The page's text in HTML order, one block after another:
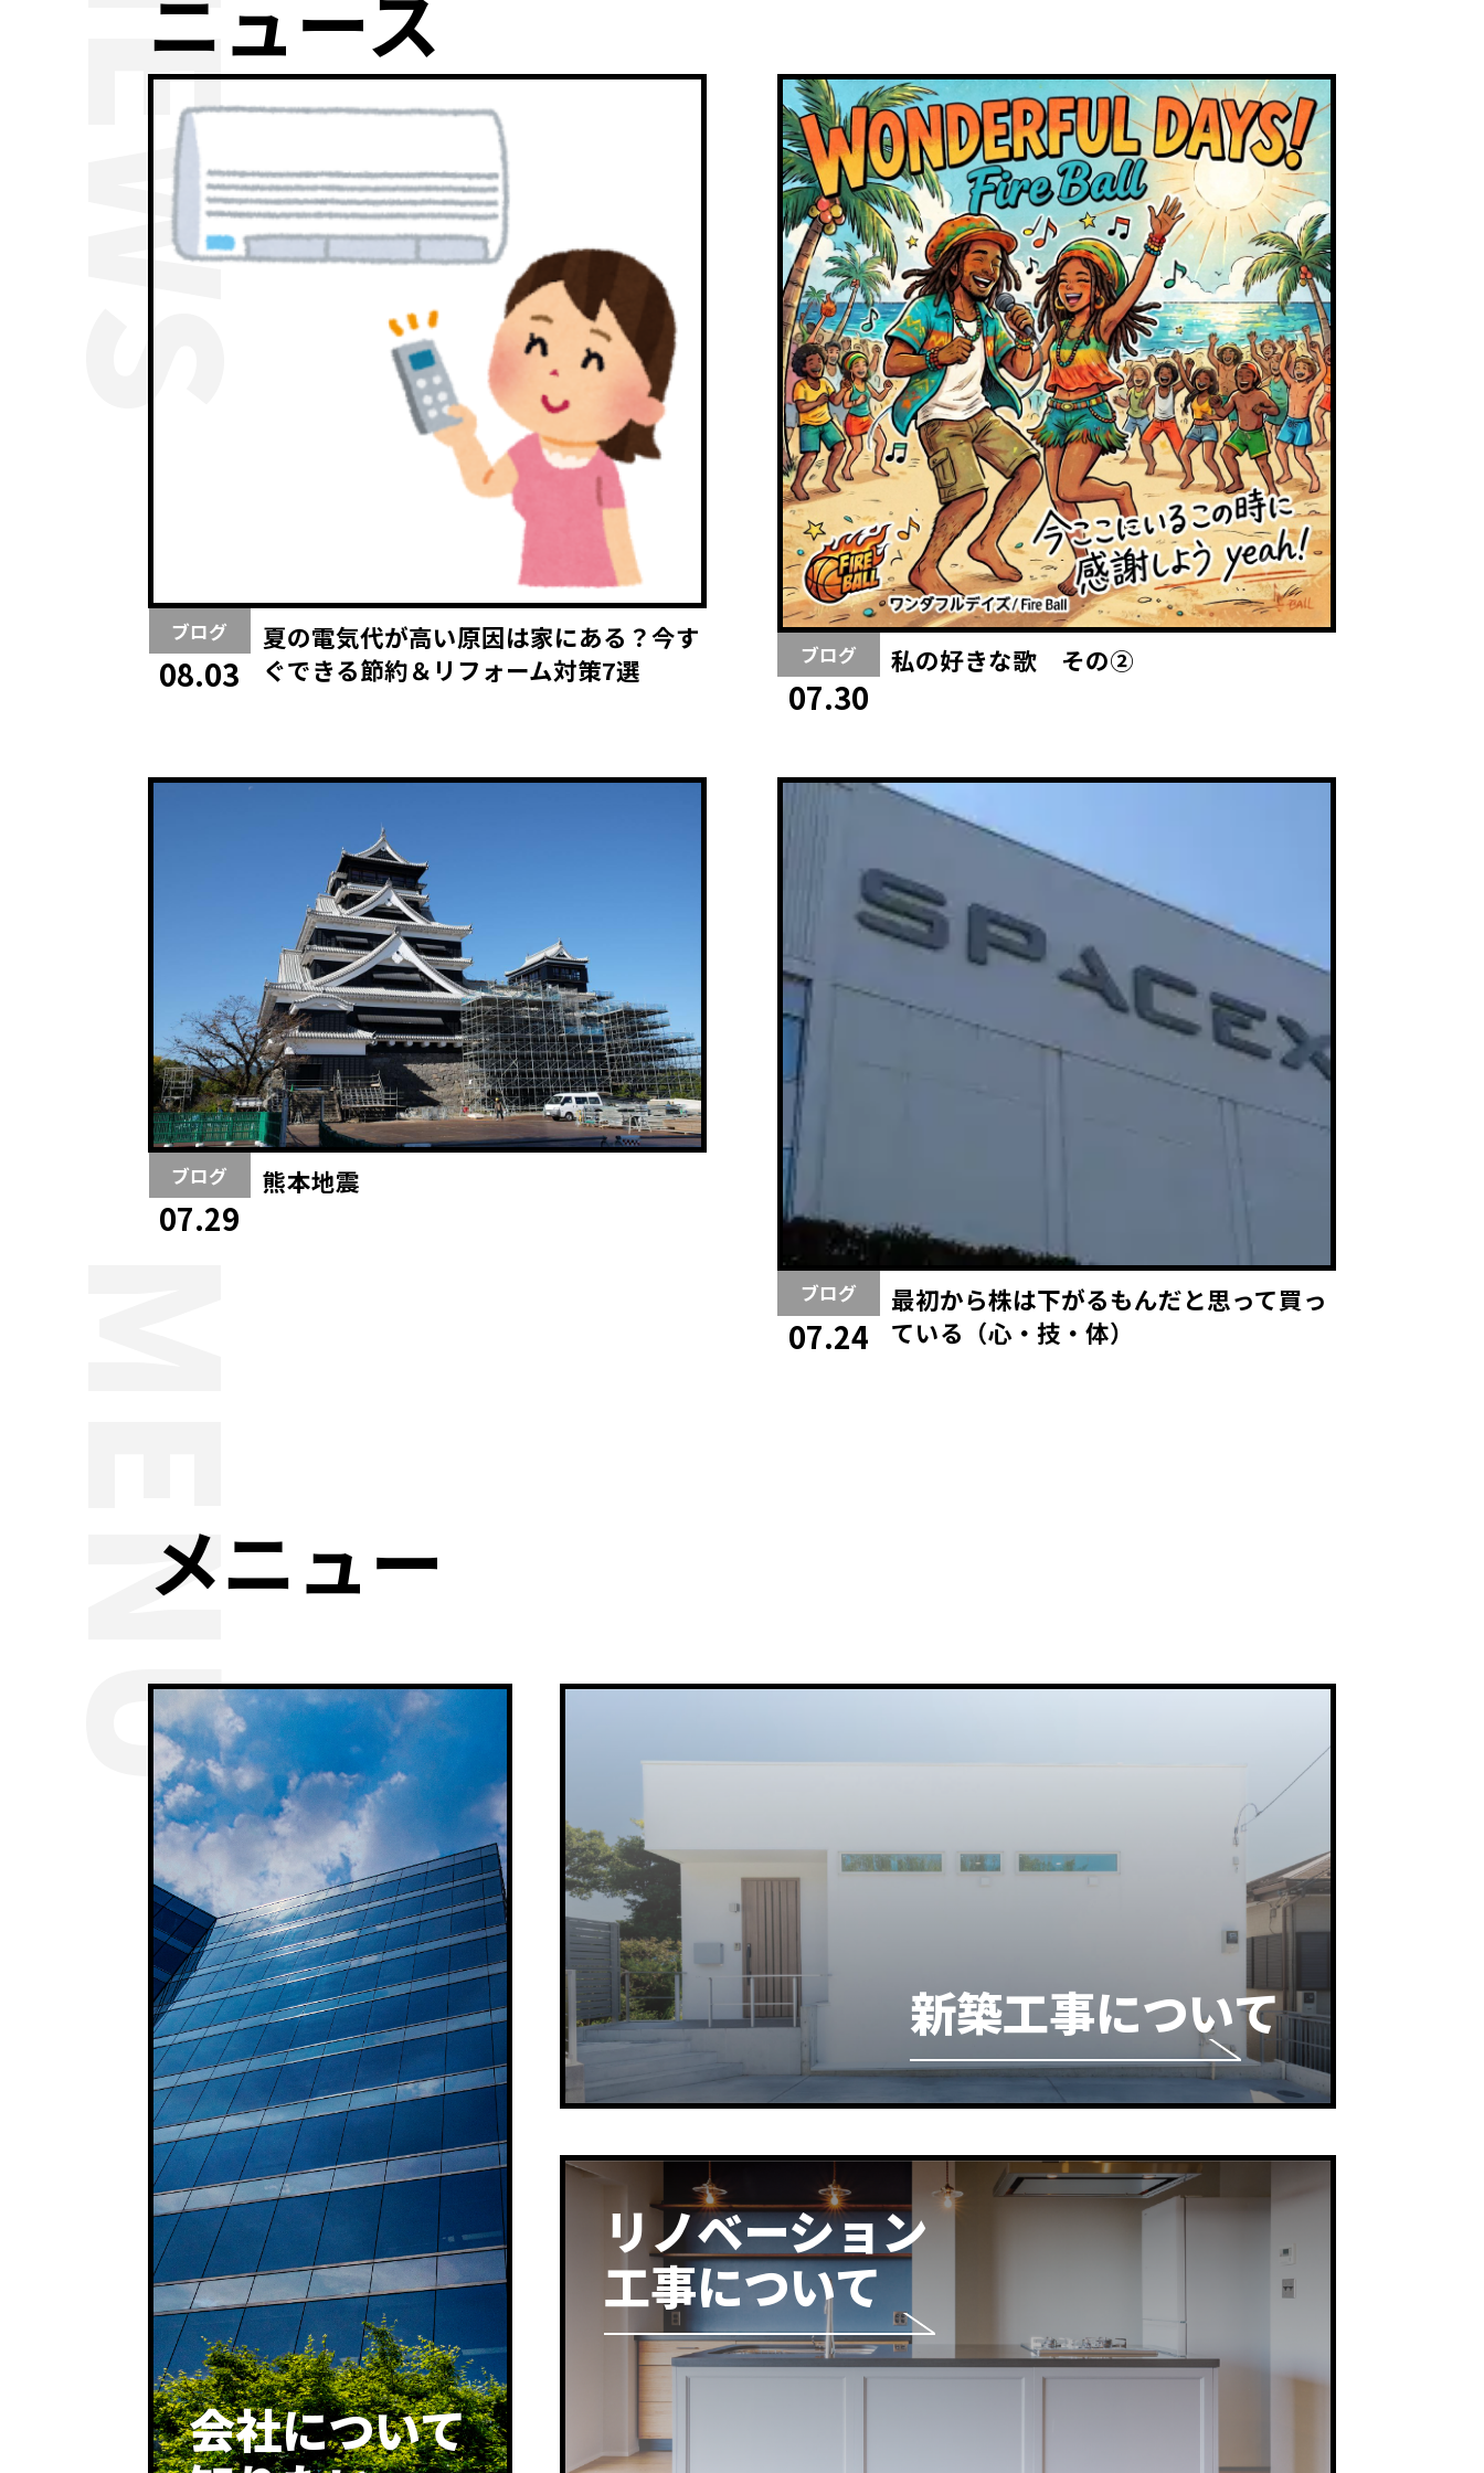
NEWS
ニュース
ブログ
08.03
夏の電気代が高い原因は家にある？今す
ぐできる節約＆リフォーム対策7選
ブログ
07.30
私の好きな歌 その②
ブログ
07.29
熊本地震
ブログ
07.24
最初から株は下がるもんだと思って買っ
ている（心・技・体）
MENU
メニュー
会社について
新築工事について
リノベーション
工事について